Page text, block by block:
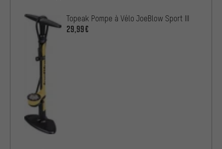
Topeak Pompe à Vélo JoeBlow Sport III
29,99€